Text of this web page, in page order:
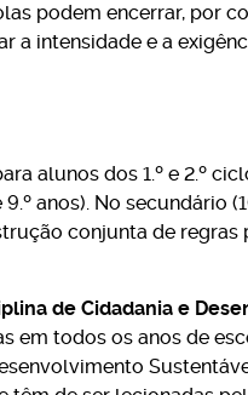
podem encerrar, por
a intensidade e a
dos 1.º e 2.º ciclos
anos). No secundário
conjunta de regras
de Cidadania e
em todos os anos de